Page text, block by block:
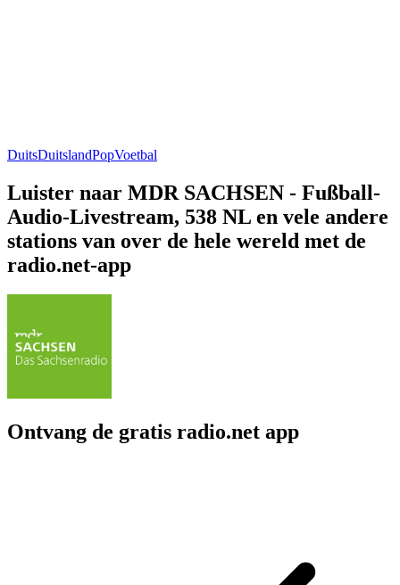
DuitsDuitslandPopVoetbal
Luister naar MDR SACHSEN - Fußball-
Audio-Livestream, 538 NL en vele andere
stations van over de hele wereld met de
radio.net-app
Ontvang de gratis radio.net app